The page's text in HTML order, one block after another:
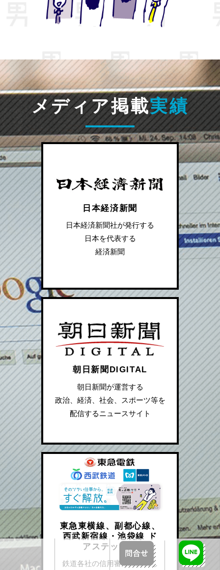
メディア掲載実績
日本経済新聞
日本経済新聞社が発行する
日本を代表する
経済新聞
朝日新聞DIGITAL
朝日新聞が運営する
政治、経済、社会、スポーツ等を
配信するニュースサイト
東急東横線、副都心線、
西武新宿線・池袋線 ド
アステッカー
鉄道各社の信用審査を通過し